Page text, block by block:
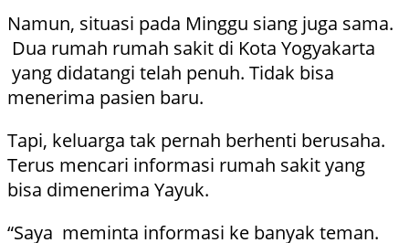
Namun, situasi pada Minggu siang juga sama.
Dua rumah rumah sakit di Kota Yogyakarta
yang didatangi telah penuh. Tidak bisa
menerima pasien baru.
Tapi, keluarga tak pernah berhenti berusaha.
Terus mencari informasi rumah sakit yang
bisa dimenerima Yayuk.
“Saya meminta informasi ke banyak teman.